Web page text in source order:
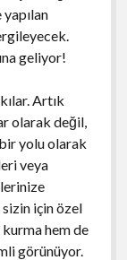
geliyor!
Artık
olarak değil,
yolu olarak
veya
sizin için özel
kurma hem de
görünüyor.